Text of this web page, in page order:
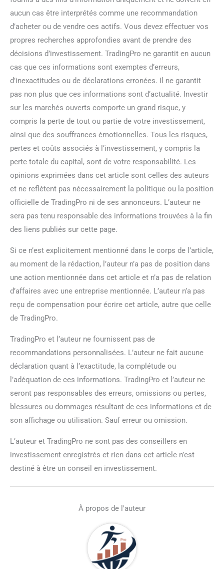
aucun cas être interprétés comme une recommandation
d’acheter ou de vendre ces actifs. Vous devez effectuer vos
propres recherches approfondies avant de prendre des
décisions d’investissement. TradingPro ne garantit en aucun
cas que ces informations sont exemptes d’erreurs,
d’inexactitudes ou de déclarations erronées. Il ne garantit
pas non plus que ces informations sont d’actualité. Investir
sur les marchés ouverts comporte un grand risque, y
compris la perte de tout ou partie de votre investissement,
ainsi que des souffrances émotionnelles. Tous les risques,
pertes et coûts associés à l’investissement, y compris la
perte totale du capital, sont de votre responsabilité. Les
opinions exprimées dans cet article sont celles des auteurs
et ne reflètent pas nécessairement la politique ou la position
officielle de TradingPro ni de ses annonceurs. L’auteur ne
sera pas tenu responsable des informations trouvées à la fin
des liens publiés sur cette page.
Si ce n’est explicitement mentionné dans le corps de l’article,
au moment de la rédaction, l’auteur n’a pas de position dans
une action mentionnée dans cet article et n’a pas de relation
d’affaires avec une entreprise mentionnée. L’auteur n’a pas
reçu de compensation pour écrire cet article, autre que celle
de TradingPro.
TradingPro et l’auteur ne fournissent pas de
recommandations personnalisées. L’auteur ne fait aucune
déclaration quant à l’exactitude, la complétude ou
l’adéquation de ces informations. TradingPro et l’auteur ne
seront pas responsables des erreurs, omissions ou pertes,
blessures ou dommages résultant de ces informations et de
son affichage ou utilisation. Sauf erreur ou omission.
L’auteur et TradingPro ne sont pas des conseillers en
investissement enregistrés et rien dans cet article n’est
destiné à être un conseil en investissement.
À propos de l'auteur